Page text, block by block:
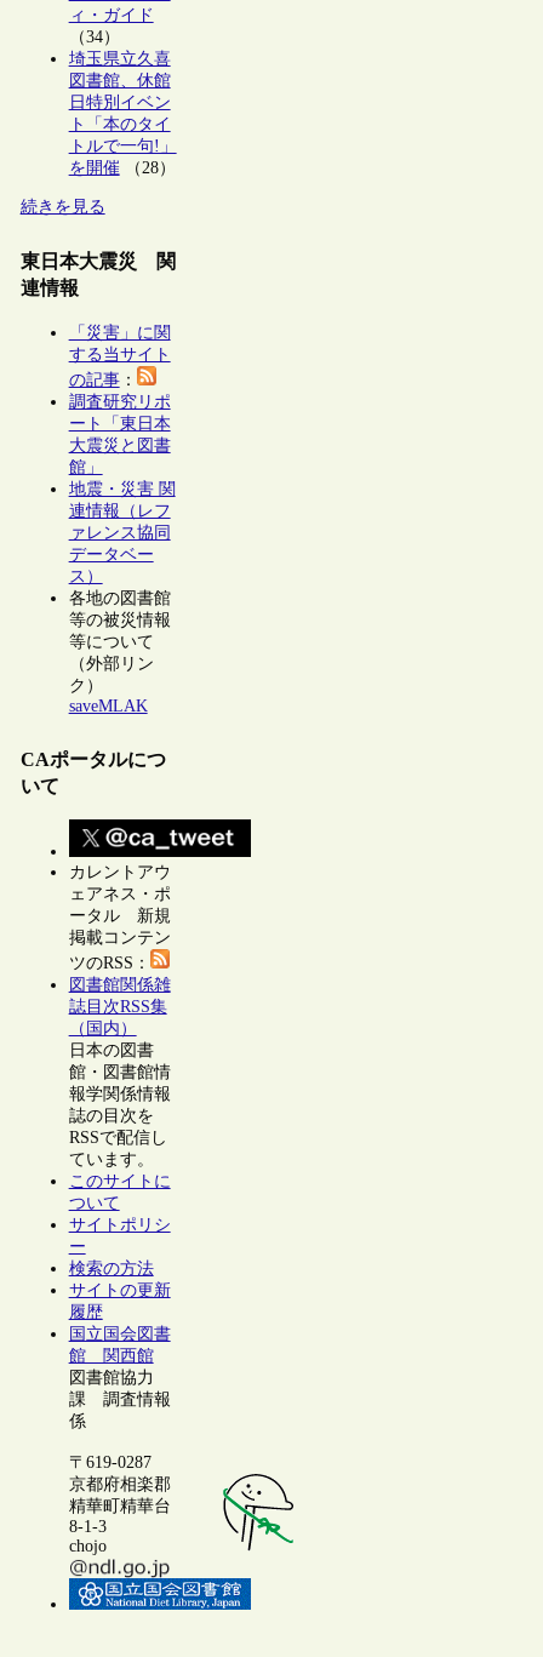
ィ・ガイド
（34）
埼玉県立久喜
図書館、休館
日特別イベン
ト「本のタイ
トルで一句!」
を開催（28）
続きを見る
東日本大震災 関
連情報
「災害」に関
する当サイト
の記事：
調査研究リポ
ート「東日本
大震災と図書
館」
地震・災害 関
連情報（レフ
ァレンス協同
データベー
ス）
各地の図書館
等の被災情報
等について
（外部リン
ク）
saveMLAK
CAポータルにつ
いて
カレントアウ
ェアネス・ポ
ータル 新規
掲載コンテン
ツのRSS：
図書館関係雑
誌目次RSS集
（国内）
日本の図書
館・図書館情
報学関係情報
誌の目次を
RSSで配信し
ています。
このサイトに
ついて
サイトポリシ
ー
検索の方法
サイトの更新
履歴
国立国会図書
館 関西館
図書館協力
課 調査情報
係
〒619-0287
京都府相楽郡
精華町精華台
8-1-3
chojo